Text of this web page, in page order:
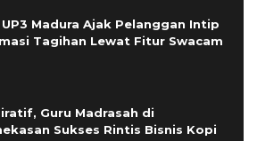
UP3 Madura Ajak Pelanggan Intip
Tagihan Lewat Fitur Swacam
Guru Madrasah di
Sukses Rintis Bisnis Kopi